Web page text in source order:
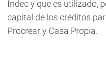
Indec y que es utilizado,
capital de los créditos
Procrear y Casa Propia.